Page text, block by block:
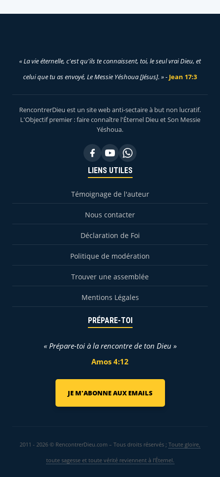
« La vie éternelle, c'est qu'ils te connaissent, toi, le seul vrai Dieu, et
celui que tu as envoyé, Le Messie Yéshoua [Jésus]. » - Jean 17:3
RencontrerDieu est un site web anti-sectaire à but non lucratif.
L'Objectif premier : faire connaître l'Éternel Dieu et Son Messie
Yéshoua.
LIENS UTILES
Témoignage de l'auteur
Nous contacter
Déclaration de Foi
Politique de modération
Trouver une assemblée
Mentions Légales
PRÉPARE-TOI
« Prépare-toi à la rencontre de ton Dieu »
Amos 4:12
JE M'ABONNE AUX EMAILS
2011 - 2026 © RencontrerDieu.com – Tous droits réservés ; Toute gloire,
toute sagesse et toute vérité reviennent à l’Éternel.